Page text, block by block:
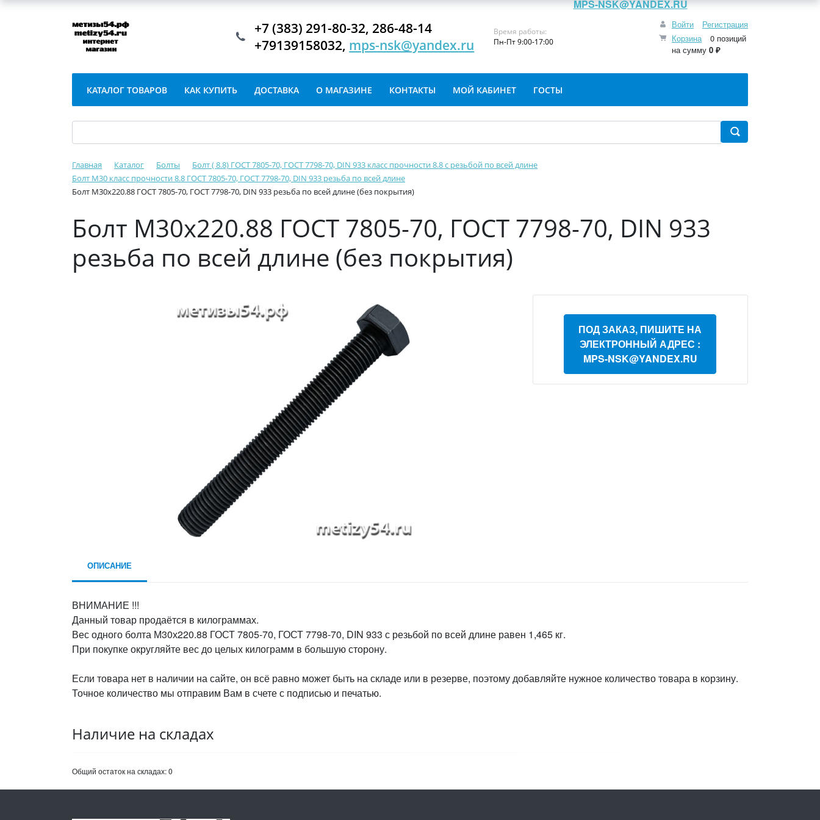
Войти
Регистрация
Корзина
0 позиций
на сумму 0 ₽
+7 (383) 291-80-32, 286-48-14
+79139158032, mps-nsk@yandex.ru
Время работы:
Пн-Пт 9:00-17:00
КАТАЛОГ ТОВАРОВ КАК КУПИТЬ ДОСТАВКА О МАГАЗИНЕ КОНТАКТЫ МОЙ КАБИНЕТ ГОСТЫ
Главная Каталог Болты
Болт ( 8.8) ГОСТ 7805-70, ГОСТ 7798-70, DIN 933 класс прочности 8.8 с резьбой по всей длине
Болт М30 класс прочности 8.8 ГОСТ 7805-70, ГОСТ 7798-70, DIN 933 резьба по всей длине
Болт М30х220.88 ГОСТ 7805-70, ГОСТ 7798-70, DIN 933 резьба по всей длине (без покрытия)
Болт М30х220.88 ГОСТ 7805-70, ГОСТ 7798-70, DIN 933
резьба по всей длине (без покрытия)
ПОД ЗАКАЗ, ПИШИТЕ НА
ЭЛЕКТРОННЫЙ АДРЕС :
MPS-NSK@YANDEX.RU
ОПИСАНИЕ
ВНИМАНИЕ !!!
Данный товар продаётся в килограммах.
Вес одного болта М30х220.88 ГОСТ 7805-70, ГОСТ 7798-70, DIN 933 с резьбой по всей длине равен 1,465 кг.
При покупке округляйте вес до целых килограмм в большую сторону.
Если товара нет в наличии на сайте, он всё равно может быть на складе или в резерве, поэтому добавляйте нужное количество товара в корзину.
Точное количество мы отправим Вам в счете с подписью и печатью.
MPS-NSK@YANDEX.RU
Наличие на складах
Общий остаток на складах:0